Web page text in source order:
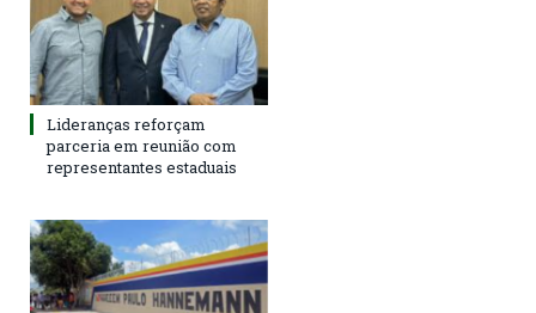
Lideranças reforçam
parceria em reunião com
representantes estaduais